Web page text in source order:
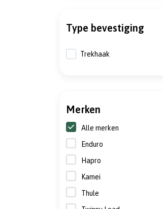
Type bevestiging
Trekhaak
Merken
Alle merken
Enduro
Hapro
Kamei
Thule